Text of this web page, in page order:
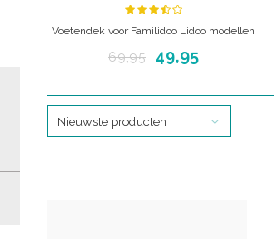
Voetendek voor Familidoo Lidoo modellen
- Star SO4BB vierlingwagen
- Bus zeslingwagen
69,95 49,95
Nieuwste producten